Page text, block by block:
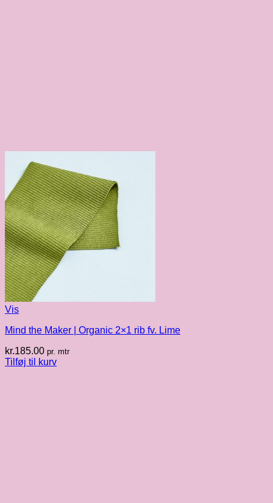
Vis
Mind the Maker | Organic 2×1 rib fv. Lime
kr.185.00 pr. mtr
Tilføj til kurv